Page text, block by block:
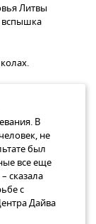
Литвы
вспышка
В
не
был
все еще
сказала
с
Дайва